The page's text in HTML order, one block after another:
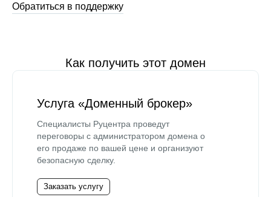
Обратиться в поддержку
Как получить этот домен
Услуга «Доменный брокер»
Специалисты Руцентра проведут
переговоры с администратором домена о
его продаже по вашей цене и организуют
безопасную сделку.
Заказать услугу